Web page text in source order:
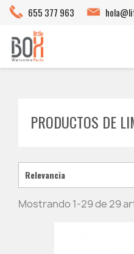
655 377 963
PRODUCTOS DE
Relevancia
Mostrando 1-29 de 29